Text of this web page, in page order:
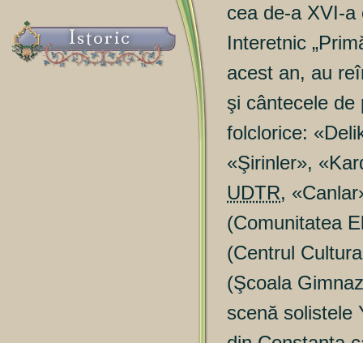
Istoric
cea de-a XVI-a
Interetnic
acest an, au
şi cântecele de
folclorice:
«Şirinler»,
UDTR,
(Comunitatea
(Centrul
(Şcoala
scenă solistele